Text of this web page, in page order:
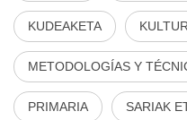
KUDEAKETA
METODOLOGÍAS Y
PRIMARIA SARIAK